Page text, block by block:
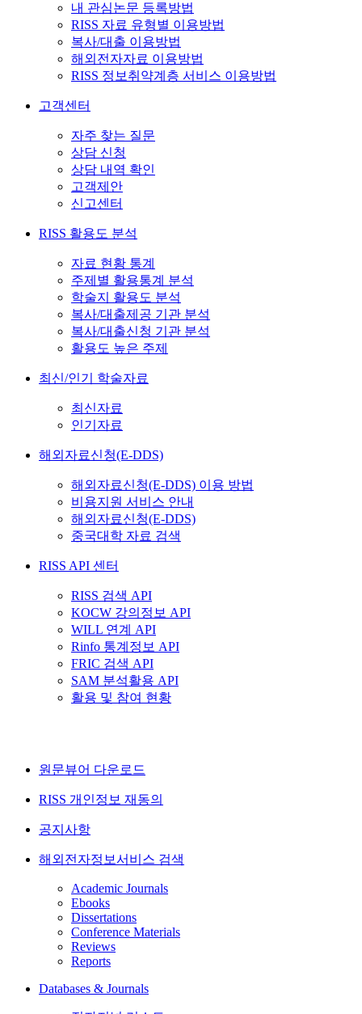
내 관심논문 등록방법
RISS 자료 유형별 이용방법
복사/대출 이용방법
해외전자자료 이용방법
RISS 정보취약계층 서비스 이용방법
고객센터
자주 찾는 질문
상담 신청
상담 내역 확인
고객제안
신고센터
RISS 활용도 분석
자료 현황 통계
주제별 활용통계 분석
학술지 활용도 분석
복사/대출제공 기관 분석
복사/대출신청 기관 분석
활용도 높은 주제
최신/인기 학술자료
최신자료
인기자료
해외자료신청(E-DDS)
해외자료신청(E-DDS) 이용 방법
비용지원 서비스 안내
해외자료신청(E-DDS)
중국대학 자료 검색
RISS API 센터
RISS 검색 API
KOCW 강의정보 API
WILL 연계 API
Rinfo 통계정보 API
FRIC 검색 API
SAM 분석활용 API
활용 및 참여 현황
원문뷰어 다운로드
RISS 개인정보 재동의
공지사항
해외전자정보서비스 검색
Academic Journals
Ebooks
Dissertations
Conference Materials
Reviews
Reports
Databases & Journals